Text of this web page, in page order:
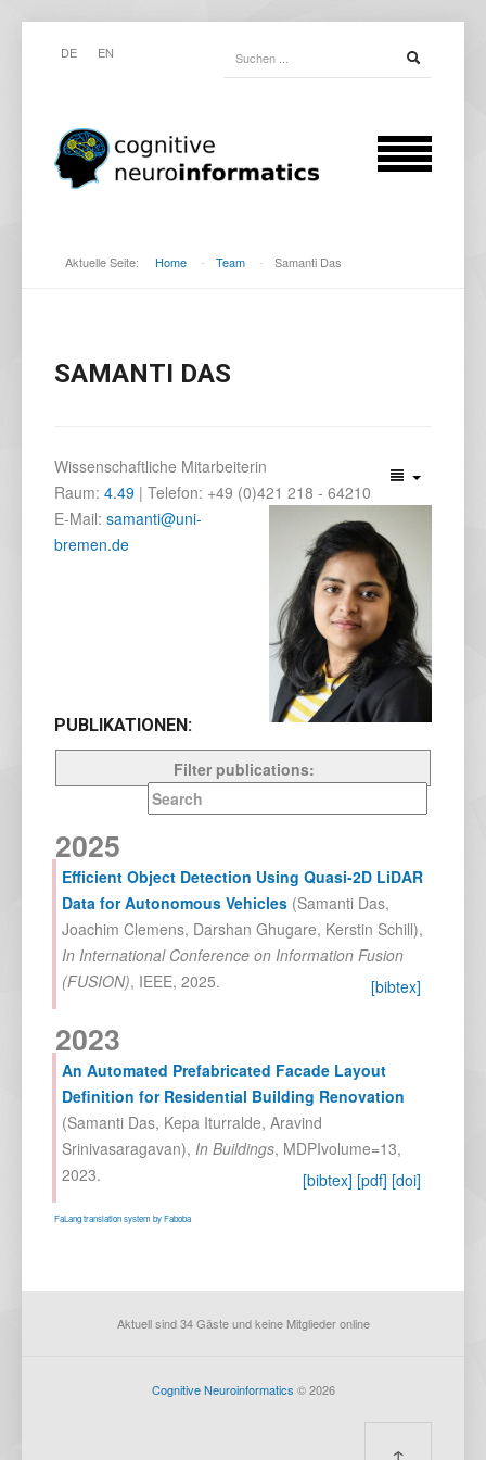
DE EN
Aktuelle Seite: Home - Team - Samanti Das
SAMANTI DAS
Wissenschaftliche Mitarbeiterin
Raum: 4.49 | Telefon: +49 (0)421 218 - 64210
E-Mail: samanti@uni-
bremen.de
PUBLIKATIONEN:
Filter publications:
2025
Efficient Object Detection Using Quasi-2D LiDAR
Data for Autonomous Vehicles (Samanti Das,
Joachim Clemens, Darshan Ghugare, Kerstin Schill),
In International Conference on Information Fusion
(FUSION), IEEE, 2025. [bibtex]
2023
An Automated Prefabricated Facade Layout
Definition for Residential Building Renovation
(Samanti Das, Kepa Iturralde, Aravind
Srinivasaragavan), In Buildings, MDPIvolume=13,
2023. [bibtex] [pdf] [doi]
FaLang translation system by Faboba
Aktuell sind 34 Gäste und keine Mitglieder online
Cognitive Neuroinformatics © 2026